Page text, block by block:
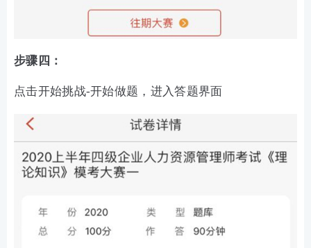
步骤四：
点击开始挑战-开始做题，进入答题界面